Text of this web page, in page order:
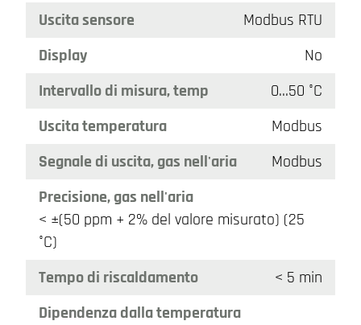
Uscita sensore
Modbus RTU
Display
No
Intervallo di misura, temp
0…50 °C
Uscita temperatura
Modbus
Segnale di uscita, gas nell'aria
Modbus
Precisione, gas nell'aria
< ±(50 ppm + 2% del valore misurato) (25
°C)
Tempo di riscaldamento
< 5 min
Dipendenza dalla temperatura